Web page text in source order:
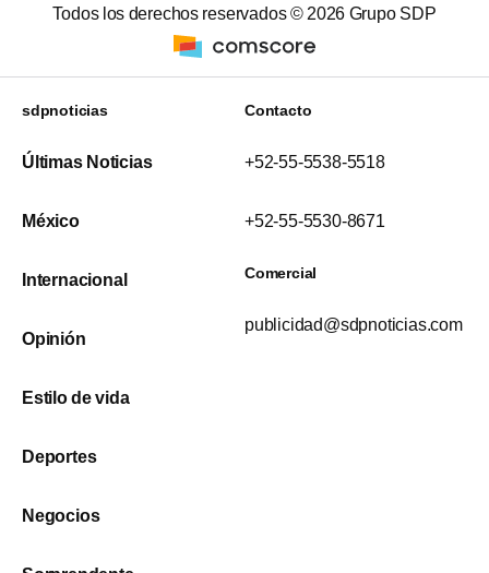
Todos los derechos reservados © 2026 Grupo SDP
sdpnoticias
Últimas Noticias
México
Internacional
Opinión
Estilo de vida
Deportes
Negocios
Contacto
+52-55-5538-5518
+52-55-5530-8671
Comercial
publicidad@sdpnoticias.com